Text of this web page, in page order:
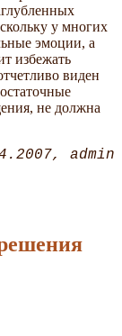
у многих
эмоции, а
избежать
виден
не должна
admin